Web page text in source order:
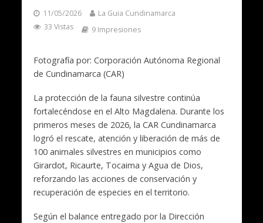
11/05/2026
La Guia Cundinamarca
33 Vistas
9 Impresiones
Fotografía por: Corporación Autónoma Regional
de Cundinamarca (CAR)
La protección de la fauna silvestre continúa
fortalecéndose en el Alto Magdalena. Durante los
primeros meses de 2026, la CAR Cundinamarca
logró el rescate, atención y liberación de más de
100 animales silvestres en municipios como
Girardot, Ricaurte, Tocaima y Agua de Dios,
reforzando las acciones de conservación y
recuperación de especies en el territorio.
Según el balance entregado por la Dirección